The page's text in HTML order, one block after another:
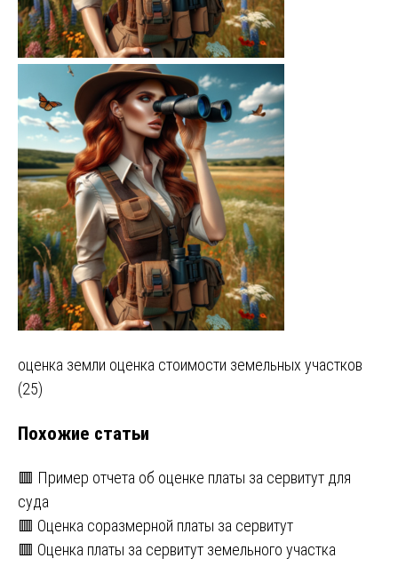
Навигация
по
записям
оценка земли оценка стоимости земельных участков
(25)
Похожие статьи
🟥 Пример отчета об оценке платы за сервитут для
суда
🟥 Оценка соразмерной платы за сервитут
🟥 Оценка платы за сервитут земельного участка